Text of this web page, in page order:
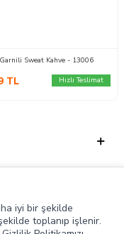
Garnili Sweat Kahve - 13006
TL Hızlı Teslimat
iyi bir şekilde
toplanıp işlenir.